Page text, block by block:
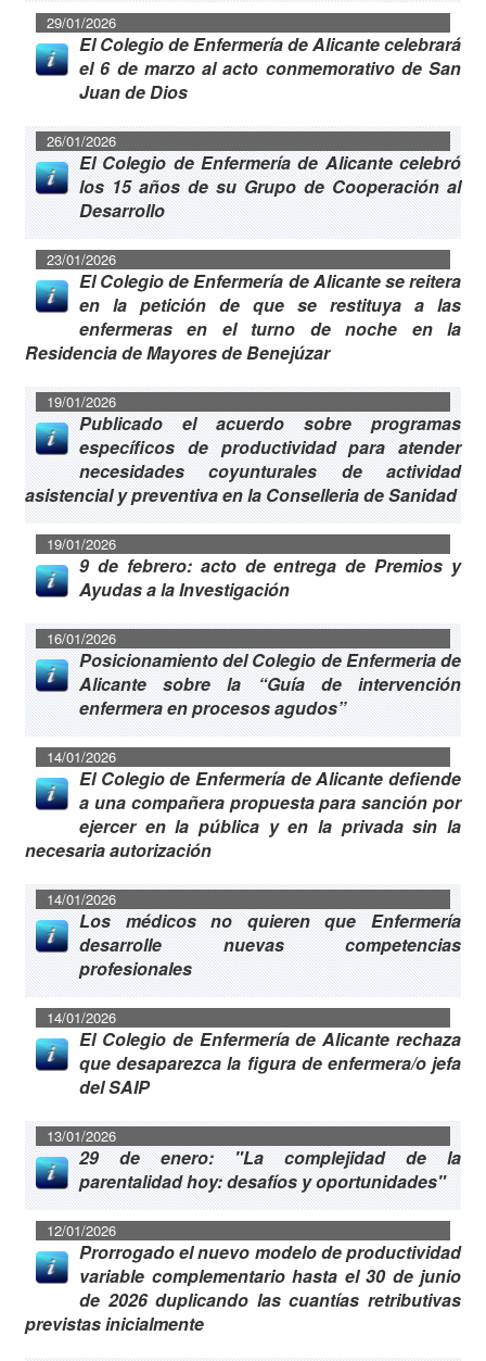
29/01/2026
El Colegio de Enfermería de Alicante celebrará
el 6 de marzo al acto conmemorativo de San
Juan de Dios
26/01/2026
El Colegio de Enfermería de Alicante celebró
los 15 años de su Grupo de Cooperación al
Desarrollo
23/01/2026
El Colegio de Enfermería de Alicante se reitera
en la petición de que se restituya a las
enfermeras en el turno de noche en la
Residencia de Mayores de Benejúzar
19/01/2026
Publicado el acuerdo sobre programas
específicos de productividad para atender
necesidades coyunturales de actividad
asistencial y preventiva en la Conselleria de Sanidad
19/01/2026
9 de febrero: acto de entrega de Premios y
Ayudas a la Investigación
16/01/2026
Posicionamiento del Colegio de Enfermeria de
Alicante sobre la “Guía de intervención
enfermera en procesos agudos”
14/01/2026
El Colegio de Enfermería de Alicante defiende
a una compañera propuesta para sanción por
ejercer en la pública y en la privada sin la
necesaria autorización
14/01/2026
Los médicos no quieren que Enfermería
desarrolle nuevas competencias
profesionales
14/01/2026
El Colegio de Enfermería de Alicante rechaza
que desaparezca la figura de enfermera/o jefa
del SAIP
13/01/2026
29 de enero: "La complejidad de la
parentalidad hoy: desafíos y oportunidades"
12/01/2026
Prorrogado el nuevo modelo de productividad
variable complementario hasta el 30 de junio
de 2026 duplicando las cuantías retributivas
previstas inicialmente